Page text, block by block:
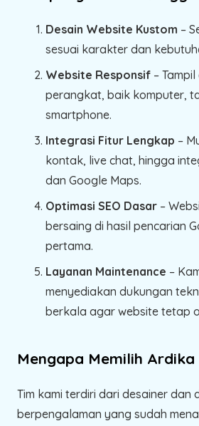
Desain Website Kustom –
sesuai karakter dan
Website Responsif –
perangkat, baik komputer,
smartphone.
Integrasi Fitur Lengkap –
kontak, live chat, hingga
dan Google Maps.
Optimasi SEO Dasar –
bersaing di hasil pencarian
pertama.
Layanan Maintenance –
menyediakan dukungan
berkala agar website tetap
Mengapa Memilih
Tim kami terdiri dari desainer dan
berpengalaman yang sudah